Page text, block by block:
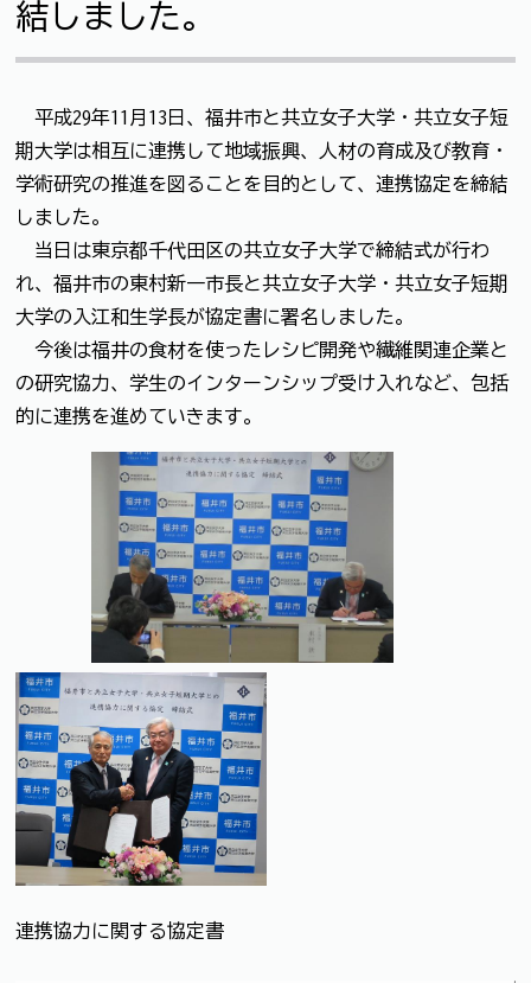
結しました。
平成29年11月13日、福井市と共立女子大学・共立女子短
期大学は相互に連携して地域振興、人材の育成及び教育・
学術研究の推進を図ることを目的として、連携協定を締結
しました。
当日は東京都千代田区の共立女子大学で締結式が行わ
れ、福井市の東村新一市長と共立女子大学・共立女子短期
大学の入江和生学長が協定書に署名しました。
今後は福井の食材を使ったレシピ開発や繊維関連企業と
の研究協力、学生のインターンシップ受け入れなど、包括
的に連携を進めていきます。
連携協力に関する協定書